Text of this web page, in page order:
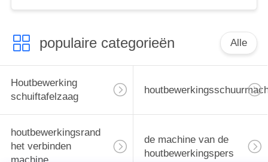
populaire categorieën Alle
Houtbewerking
schuiftafelzaag
houtbewerkingsrand
het verbinden
de machine van de
houtbewerkingspers